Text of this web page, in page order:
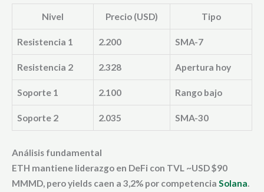
Nivel Precio (USD) Tipo
Resistencia 1 2.200 SMA-7
Resistencia 2 2.328 Apertura hoy
Soporte 1 2.100 Rango bajo
Soporte 2 2.035 SMA-30
Análisis fundamental
ETH mantiene liderazgo en DeFi con TVL ~USD $90
MMMD, pero yields caen a 3,2% por competencia Solana